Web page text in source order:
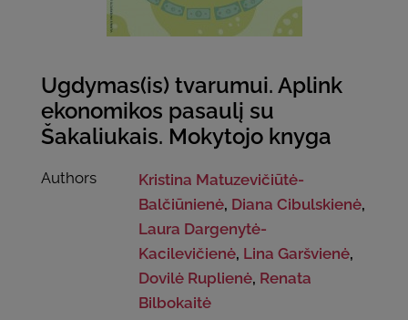
Ugdymas(is) tvarumui. Aplink
ekonomikos pasaulį su
Šakaliukais. Mokytojo knyga
Authors
Kristina Matuzevičiūtė-
Balčiūnienė, Diana Cibulskienė,
Laura Dargenytė-
Kacilevičienė, Lina Garšvienė,
Dovilė Ruplienė, Renata
Bilbokaitė